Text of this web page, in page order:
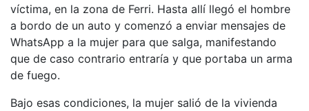
víctima, en la zona de Ferri. Hasta allí llegó el hombre
a bordo de un auto y comenzó a enviar mensajes de
WhatsApp a la mujer para que salga, manifestando
que de caso contrario entraría y que portaba un arma
de fuego.
Bajo esas condiciones, la mujer salió de la vivienda